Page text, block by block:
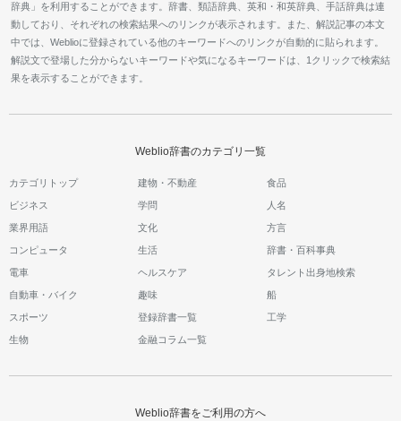
辞典」を利用することができます。辞書、類語辞典、英和・和英辞典、手話辞典は連
動しており、それぞれの検索結果へのリンクが表示されます。また、解説記事の本文
中では、Weblioに登録されている他のキーワードへのリンクが自動的に貼られます。
解説文で登場した分からないキーワードや気になるキーワードは、1クリックで検索結
果を表示することができます。
Weblio辞書のカテゴリ一覧
カテゴリトップ 建物・不動産 食品
ビジネス 学問 人名
業界用語 文化 方言
コンピュータ 生活 辞書・百科事典
電車 ヘルスケア タレント出身地検索
自動車・バイク 趣味 船
スポーツ 登録辞書一覧 工学
生物 金融コラム一覧
Weblio辞書をご利用の方へ